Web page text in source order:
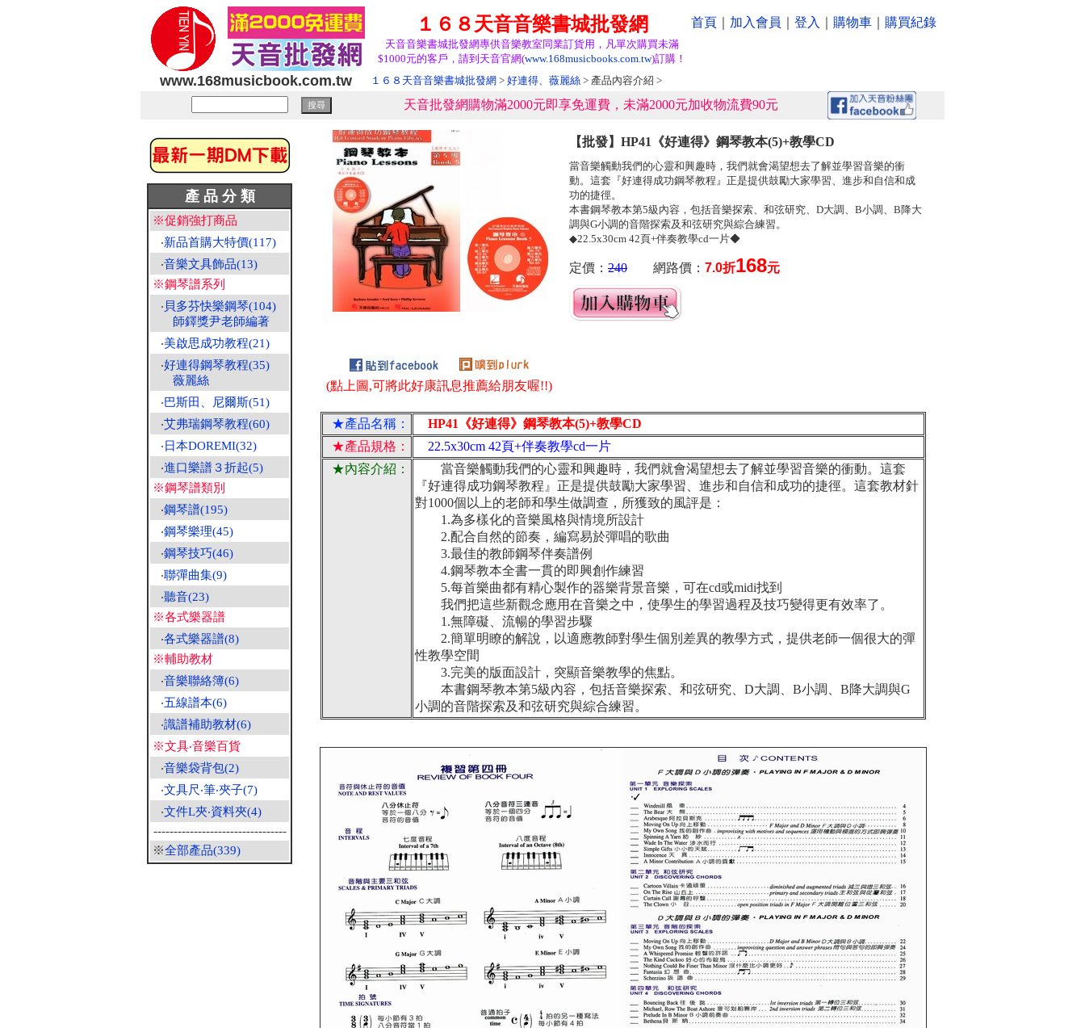
１６８天音音樂書城批發網
天音音樂書城批發網專供音樂教室同業訂貨用，凡單次購買未滿
$1000元的客戶，請到天音官網(www.168musicbooks.com.tw)訂購！
首頁 加入會員 登入 購物車 購買紀錄
www.168musicbook.com.tw １６８天音音樂書城批發網 > 好連得、薇麗絲 > 產品內容介紹 >
天音批發網購物滿2000元即享免運費，未滿2000元加收物流費90元
產 品 分 類
※促銷強打商品
‧新品首購大特價(117)
‧音樂文具飾品(13)
※鋼琴譜系列
‧ 貝多芬快樂鋼琴(104)
師鐸獎尹老師編著
‧美啟思成功教程(21)
‧好連得鋼琴教程(35)
薇麗絲
‧巴斯田、尼爾斯(51)
‧艾弗瑞鋼琴教程(60)
‧ 日本DOREMI(32)
‧進口樂譜３折起(5)
※鋼琴譜類別
‧鋼琴譜(195)
‧鋼琴樂理(45)
‧鋼琴技巧(46)
‧聯彈曲集(9)
‧聽音(23)
※各式樂器譜
‧各式樂器譜(8)
※輔助教材
‧音樂聯絡簿(6)
‧五線譜本(6)
‧識譜補助教材(6)
※文具‧音樂百貨
‧音樂袋背包(2)
‧文具尺‧筆‧夾子(7)
‧文件L夾‧資料夾(4)
---------------------------------
※全部產品(339)
(點上圖,可將此好康訊息推薦給朋友喔!!)
【批發】HP41《好連得》鋼琴教本(5)+教學CD
當音樂觸動我們的心靈和興趣時，我們就會渴望想去了解並學習音樂的衝
動。這套『好連得成功鋼琴教程』正是提供鼓勵大家學習、進步和自信和成
功的捷徑。
本書鋼琴教本第5級內容，包括音樂探索、和弦研究、D大調、B小調、B降大
調與G小調的音階探索及和弦研究與綜合練習。
◆22.5x30cm 42頁+伴奏教學cd一片◆
定價： 240 網路價： 7.0折168元
★產品名稱：
HP41《好連得》鋼琴教本(5)+教學CD
★產品規格：
22.5x30cm 42頁+伴奏教學cd一片
★內容介紹：
當音樂觸動我們的心靈和興趣時，我們就會渴望想去了解並學習音樂的衝動。這套
『好連得成功鋼琴教程』正是提供鼓勵大家學習、進步和自信和成功的捷徑。這套教材針
對1000個以上的老師和學生做調查，所獲致的風評是：
1.為多樣化的音樂風格與情境所設計
2.配合自然的節奏，編寫易於彈唱的歌曲
3.最佳的教師鋼琴伴奏譜例
4.鋼琴教本全書一貫的即興創作練習
5.每首樂曲都有精心製作的器樂背景音樂，可在cd或midi找到
我們把這些新觀念應用在音樂之中，使學生的學習過程及技巧變得更有效率了。
1.無障礙、流暢的學習步驟
2.簡單明瞭的解說，以適應教師對學生個別差異的教學方式，提供老師一個很大的彈
性教學空間
3.完美的版面設計，突顯音樂教學的焦點。
本書鋼琴教本第5級內容，包括音樂探索、和弦研究、D大調、B小調、B降大調與G
小調的音階探索及和弦研究與綜合練習。